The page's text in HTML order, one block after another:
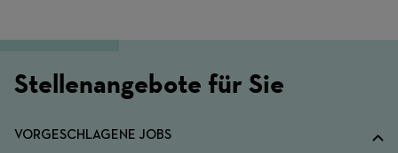
Stellenangebote für Sie
VORGESCHLAGENE JOBS